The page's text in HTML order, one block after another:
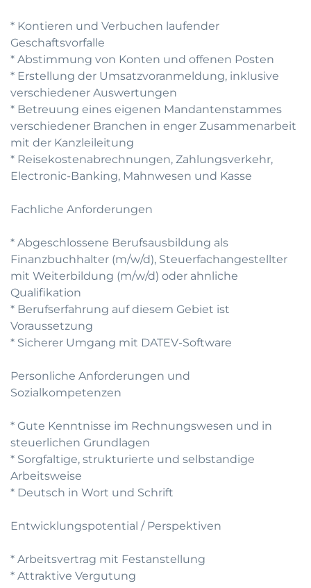
* Kontieren und Verbuchen laufender
Geschaftsvorfalle
* Abstimmung von Konten und offenen Posten
* Erstellung der Umsatzvoranmeldung, inklusive
verschiedener Auswertungen
* Betreuung eines eigenen Mandantenstammes
verschiedener Branchen in enger Zusammenarbeit
mit der Kanzleileitung
* Reisekostenabrechnungen, Zahlungsverkehr,
Electronic-Banking, Mahnwesen und Kasse
Fachliche Anforderungen
* Abgeschlossene Berufsausbildung als
Finanzbuchhalter (m/w/d), Steuerfachangestellter
mit Weiterbildung (m/w/d) oder ahnliche
Qualifikation
* Berufserfahrung auf diesem Gebiet ist
Voraussetzung
* Sicherer Umgang mit DATEV-Software
Personliche Anforderungen und
Sozialkompetenzen
* Gute Kenntnisse im Rechnungswesen und in
steuerlichen Grundlagen
* Sorgfaltige, strukturierte und selbstandige
Arbeitsweise
* Deutsch in Wort und Schrift
Entwicklungspotential / Perspektiven
* Arbeitsvertrag mit Festanstellung
* Attraktive Vergutung